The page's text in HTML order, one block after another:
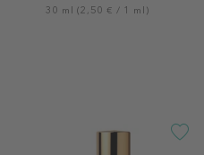
30 ml (2,50 € / 1 ml)